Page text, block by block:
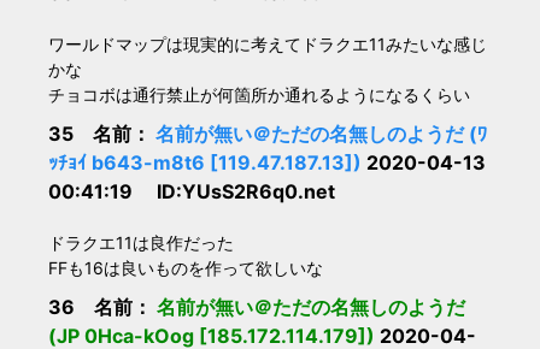
ワールドマップは現実的に考えてドラクエ11みたいな感じ
かな
チョコボは通行禁止が何箇所か通れるようになるくらい
35 名前： 名前が無い＠ただの名無しのようだ (ﾜ
ｯﾁｮｲ b643-m8t6 [119.47.187.13]) 2020-04-13
00:41:19 ID:YUsS2R6q0.net
ドラクエ11は良作だった
FFも16は良いものを作って欲しいな
36 名前： 名前が無い＠ただの名無しのようだ
(JP 0Hca-kOog [185.172.114.179]) 2020-04-